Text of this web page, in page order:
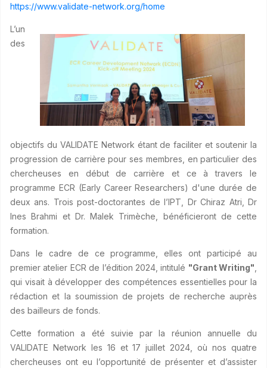
https://www.validate-network.org/home
L’un
des
objectifs du VALIDATE Network étant de faciliter et soutenir la
progression de carrière pour ses membres, en particulier des
chercheuses en début de carrière et ce à travers le
programme ECR (Early Career Researchers) d'une durée de
deux ans. Trois post-doctorantes de l’IPT, Dr Chiraz Atri, Dr
Ines Brahmi et Dr. Malek Trimèche, bénéficieront de cette
formation.
Dans le cadre de ce programme, elles ont participé au
premier atelier ECR de l’édition 2024, intitulé "Grant Writing",
qui visait à développer des compétences essentielles pour la
rédaction et la soumission de projets de recherche auprès
des bailleurs de fonds.
Cette formation a été suivie par la réunion annuelle du
VALIDATE Network les 16 et 17 juillet 2024, où nos quatre
chercheuses ont eu l’opportunité de présenter et d’assister